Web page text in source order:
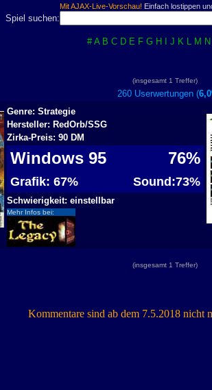
Mit AJAX-Live-Vorschau! Einfach lostippen
Spiel suchen:
# A B C D E F G H J K L M N
(insgesamt 1 Treffer)
260 Userwertungen (
Genre: Strategie
Hersteller: RedOrb/SSG
Zirka-Preis: 90 DM
Windows 95 76%
Grafik: 67% Sound:73%
Schwierigkeit: einstellbar
Mehr Infos bei:
(insgesamt 1 Treffer)
Kommentare sind ab dem 7.5.2018 nicht